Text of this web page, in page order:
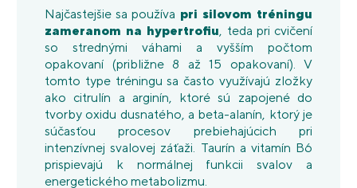
Najčastejšie sa používa pri silovom tréningu
zameranom na hypertrofiu, teda pri cvičení
so strednými váhami a vyšším počtom
opakovaní (približne 8 až 15 opakovaní). V
tomto type tréningu sa často využívajú zložky
ako citrulín a arginín, ktoré sú zapojené do
tvorby oxidu dusnatého, a beta-alanín, ktorý je
súčasťou procesov prebiehajúcich pri
intenzívnej svalovej záťaži. Taurín a vitamín B6
prispievajú k normálnej funkcii svalov a
energetického metabolizmu.